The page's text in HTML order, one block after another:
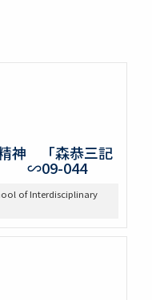
神 「森恭三記
∽09-044
of Interdisciplinary